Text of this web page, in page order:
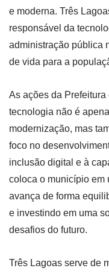
e moderna. Três
responsável da
administração pública
de vida para a
As ações da
tecnologia não é
modernização, mas
foco no
inclusão digital e à
coloca o município em
avança de forma
e investindo em uma
desafios do futuro.
Três Lagoas serve de